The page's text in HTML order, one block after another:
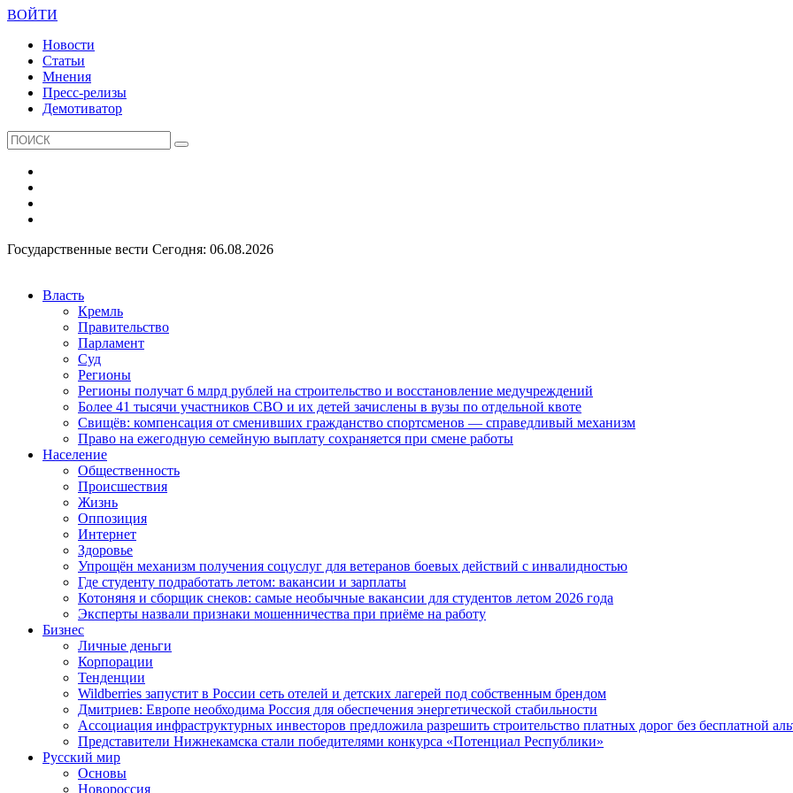
ВОЙТИ
Новости
Статьи
Мнения
Пресс-релизы
Демотиватор
Государственные вести Сегодня: 06.08.2026
Власть
Кремль
Правительство
Парламент
Суд
Регионы
Регионы получат 6 млрд рублей на строительство и восстановление медучреждений
Более 41 тысячи участников СВО и их детей зачислены в вузы по отдельной квоте
Свищёв: компенсация от сменивших гражданство спортсменов — справедливый механизм
Право на ежегодную семейную выплату сохраняется при смене работы
Население
Общественность
Происшествия
Жизнь
Оппозиция
Интернет
Здоровье
Упрощён механизм получения соцуслуг для ветеранов боевых действий с инвалидностью
Где студенту подработать летом: вакансии и зарплаты
Котоняня и сборщик снеков: самые необычные вакансии для студентов летом 2026 года
Эксперты назвали признаки мошенничества при приёме на работу
Бизнес
Личные деньги
Корпорации
Тенденции
Wildberries запустит в России сеть отелей и детских лагерей под собственным брендом
Дмитриев: Европе необходима Россия для обеспечения энергетической стабильности
Ассоциация инфраструктурных инвесторов предложила разрешить строительство платных дорог без бесплатной
Представители Нижнекамска стали победителями конкурса «Потенциал Республики»
Русский мир
Основы
Новороссия